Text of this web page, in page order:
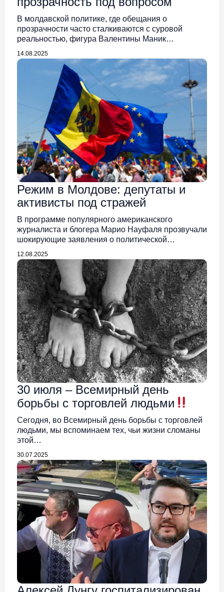
В молдавской политике, где обещания о
прозрачности часто сталкиваются с суровой
реальностью, фигура Валентины Маник…
14.08.2025
Режим в Молдове: депутаты и
активисты под стражей
В программе популярного американского
журналиста и блогера Марио Науфаля прозвучали
шокирующие заявления о политической
12.08.2025
30 июля – Всемирный день
борьбы с торговлей людьми
Сегодня, во Всемирный день борьбы с торговлей
людьми, мы вспоминаем тех, чьи жизни сломаны
этой…
30.07.2025